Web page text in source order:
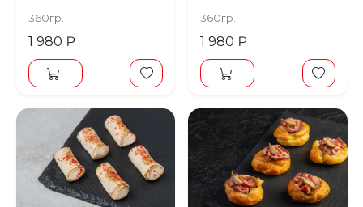
360гр.
1 980 ₽
360гр.
1 980 ₽